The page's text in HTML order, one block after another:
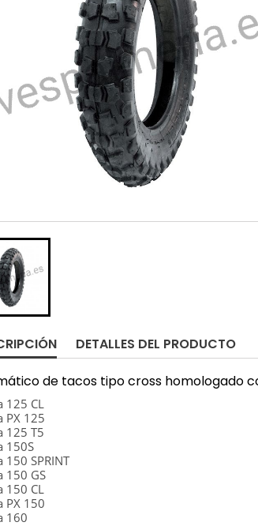
DETALLES DEL PRODUCTO
de tacos tipo cross homologado
125 CL
PX 125
125 T5
150S
150 SPRINT
150 GS
150 CL
PX 150
160